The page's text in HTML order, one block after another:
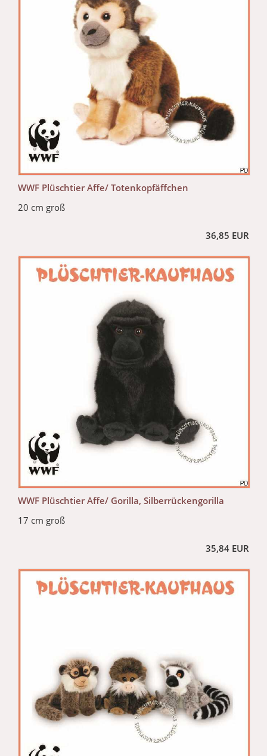
WWF Plüschtier Affe/ Totenkopfäffchen
20 cm groß
36,85 EUR
WWF Plüschtier Affe/ Gorilla, Silberrückengorilla
17 cm groß
35,84 EUR